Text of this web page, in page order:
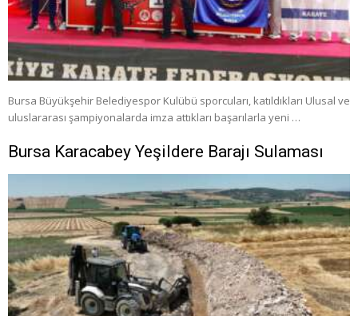
Bursa Büyükşehir Belediyespor Kulübü sporcuları, katıldıkları Ulusal ve
uluslararası şampiyonalarda imza attıkları başarılarla yeni …
Bursa Karacabey Yeşildere Barajı Sulaması